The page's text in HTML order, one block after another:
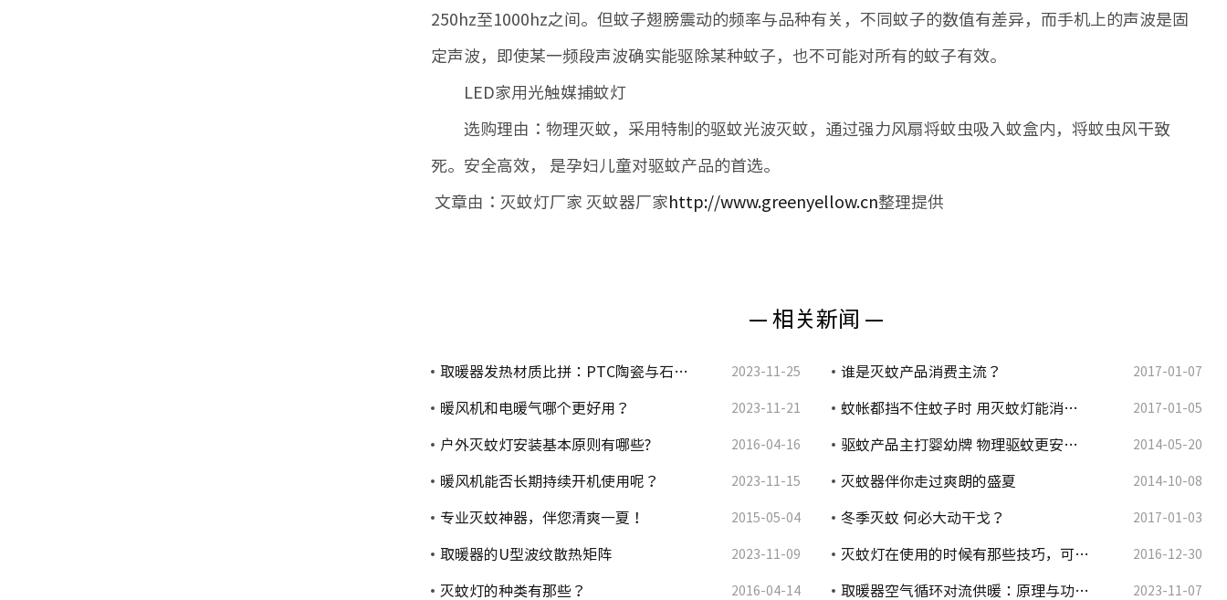
250hz至1000hz之间。但蚊子翅膀震动的频率与品种有关，不同蚊子的数值有差异，而手机上的声波是固
定声波，即使某一频段声波确实能驱除某种蚊子，也不可能对所有的蚊子有效。
LED家用光触媒捕蚊灯
选购理由：物理灭蚊，采用特制的驱蚊光波灭蚊，通过强力风扇将蚊虫吸入蚊盒内，将蚊虫风干致
死。安全高效， 是孕妇儿童对驱蚊产品的首选。
文章由：灭蚊灯厂家 灭蚊器厂家 http://www.greenyellow.cn整理提供
— 相关新闻 —
取暖器发热材质比拼：PTC陶瓷与石… 2023-11-25 谁是灭蚊产品消费主流？ 2017-01-07
暖风机和电暖气哪个更好用？ 2023-11-21 蚊帐都挡不住蚊子时 用灭蚊灯能消… 2017-01-05
户外灭蚊灯安装基本原则有哪些? 2016-04-16 驱蚊产品主打婴幼牌 物理驱蚊更安… 2014-05-20
暖风机能否长期持续开机使用呢？ 2023-11-15 灭蚊器伴你走过爽朗的盛夏 2014-10-08
专业灭蚊神器，伴您清爽一夏！ 2015-05-04 冬季灭蚊 何必大动干戈？ 2017-01-03
取暖器的U型波纹散热矩阵 2023-11-09 灭蚊灯在使用的时候有那些技巧，可… 2016-12-30
灭蚊灯的种类有那些？ 2016-04-14 取暖器空气循环对流供暖：原理与功… 2023-11-07